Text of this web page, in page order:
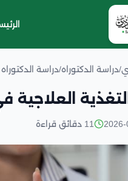
/دراسة الدكتوراه/دراسة
11 دقائق قراءة